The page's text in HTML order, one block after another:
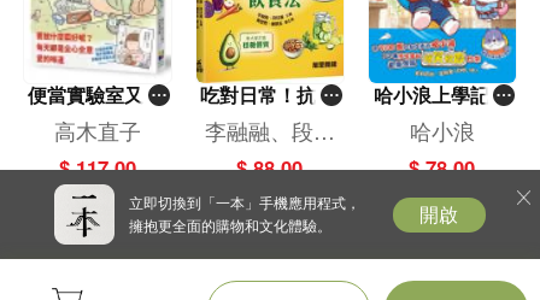
便當實驗室又開
張了——日日和
特別日的菜單挑
戰記
高木直子
$ 117.00
吃對日常！抗炎
減糖飲食法
李融融、段佳
麗,黃梨煜、顧
$ 88.00
哈小浪上學記(1
3)——逃出神奇
博物館
哈小浪
$ 78.00
立即切換到「一本」手機應用程式，
擁抱更全面的購物和文化體驗。
開啟